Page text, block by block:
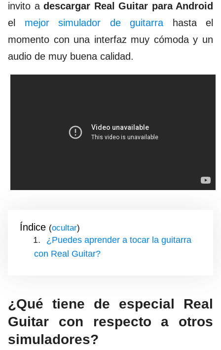
invito a descargar Real Guitar para Android
el mejor simulador de guitarra hasta el
momento con una interfaz muy cómoda y un
audio de muy buena calidad.
Índice ( )
¿Puedes aprender a tocar la guitarra
con Real Guitar?
¿Qué tiene de especial Real
Guitar con respecto a otros
simuladores?